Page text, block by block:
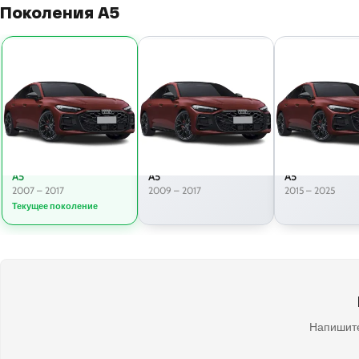
Поколения A5
A5
2007 – 2017
Текущее поколение
A5
2009 – 2017
A5
2015 – 2025